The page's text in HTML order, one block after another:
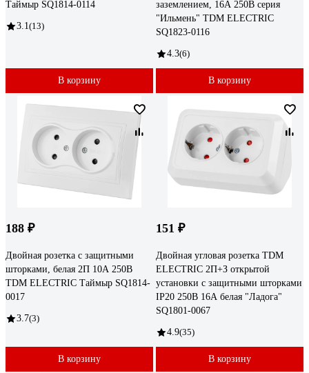
Таймыр SQ1814-0114
3.1 (13)
В корзину
заземлением, 16А 250В серия
"Ильмень" TDM ELECTRIC
SQ1823-0116
4.3(6)
В корзину
188 ₽
Двойная розетка с защитными
шторками, белая 2П 10А 250В
TDM ELECTRIC Таймыр SQ1814-
0017
3.7(3)
В корзину
151 ₽
Двойная угловая розетка TDM
ELECTRIC 2П+З открытой
установки с защитными шторками
IP20 250В 16А белая "Ладога"
SQ1801-0067
4.9(35)
В корзину